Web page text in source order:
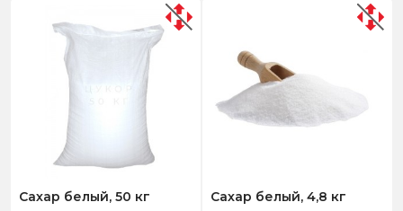
Сахар белый, 50 кг
Сахар белый, 4,8 кг